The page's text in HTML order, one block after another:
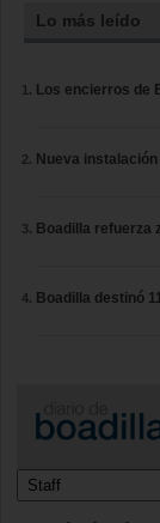
Lo más leído
Los encierros de
Nueva
Boadilla refuerza
Boadilla destinó